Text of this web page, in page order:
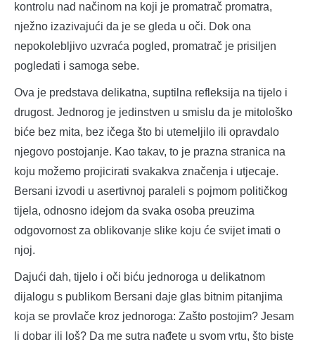
kontrolu nad načinom na koji je promatrač promatra,
nježno izazivajući da je se gleda u oči. Dok ona
nepokolebljivo uzvraća pogled, promatrač je prisiljen
pogledati i samoga sebe.
Ova je predstava delikatna, suptilna refleksija na tijelo i
drugost. Jednorog je jedinstven u smislu da je mitološko
biće bez mita, bez ičega što bi utemeljilo ili opravdalo
njegovo postojanje. Kao takav, to je prazna stranica na
koju možemo projicirati svakakva značenja i utjecaje.
Bersani izvodi u asertivnoj paraleli s pojmom političkog
tijela, odnosno idejom da svaka osoba preuzima
odgovornost za oblikovanje slike koju će svijet imati o
njoj.
Dajući dah, tijelo i oči biću jednoroga u delikatnom
dijalogu s publikom Bersani daje glas bitnim pitanjima
koja se provlače kroz jednoroga: Zašto postojim? Jesam
li dobar ili loš? Da me sutra nađete u svom vrtu, što biste